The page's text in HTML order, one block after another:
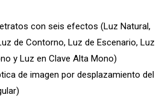
con seis efectos (Luz Natural,
de Contorno, Luz de Escenario, Luz
y Luz en Clave Alta Mono)
de imagen por desplazamiento del